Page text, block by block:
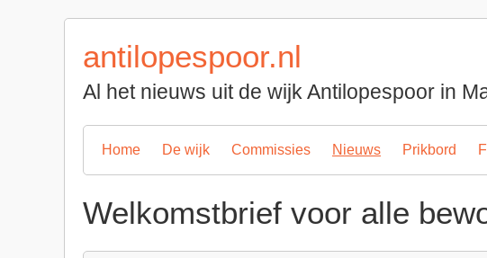
antilopespoor.nl
Al het nieuws uit de wijk Antilopespoor in
Home De wijk Commissies Nieuws Prikbord
Welkomstbrief voor alle